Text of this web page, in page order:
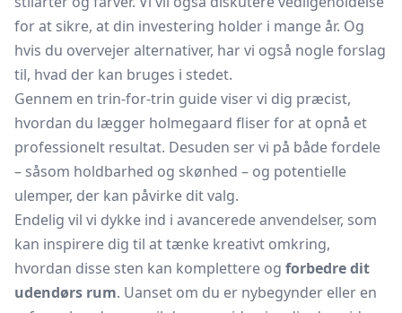
for at sikre, at din investering holder i mange år. Og
hvis du overvejer alternativer, har vi også nogle forslag
til, hvad der kan bruges i stedet.
Gennem en trin-for-trin guide viser vi dig præcist,
hvordan du lægger holmegaard fliser for at opnå et
professionelt resultat. Desuden ser vi på både fordele
– såsom holdbarhed og skønhed – og potentielle
ulemper, der kan påvirke dit valg.
Endelig vil vi dykke ind i avancerede anvendelser, som
kan inspirere dig til at tænke kreativt omkring,
hvordan disse sten kan komplettere og forbedre dit
udendørs rum. Uanset om du er nybegynder eller en